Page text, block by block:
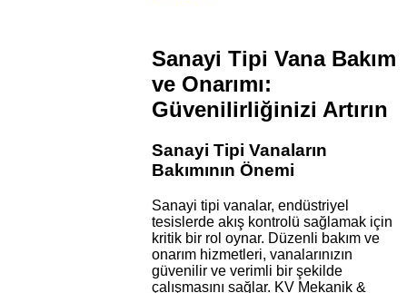
Sanayi Tipi Vana Bakım
ve Onarımı:
Güvenilirliğinizi Artırın
Sanayi Tipi Vanaların
Bakımının Önemi
Sanayi tipi vanalar, endüstriyel
tesislerde akış kontrolü sağlamak için
kritik bir rol oynar. Düzenli bakım ve
onarım hizmetleri, vanalarınızın
güvenilir ve verimli bir şekilde
çalışmasını sağlar. KV Mekanik &